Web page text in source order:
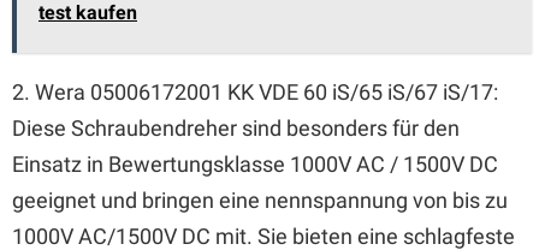
test kaufen
2. Wera 05006172001 KK VDE 60 iS/65 iS/67 iS/17:
Diese Schraubendreher sind besonders für den
Einsatz in Bewertungsklasse 1000V AC / 1500V DC
geeignet und bringen eine nennspannung von bis zu
1000V AC/1500V DC mit. Sie bieten eine schlagfeste